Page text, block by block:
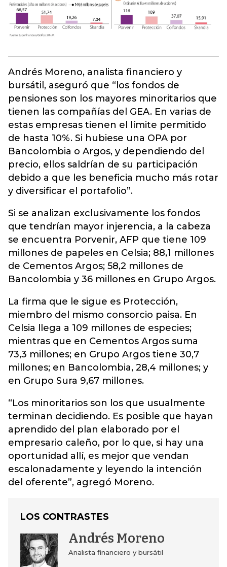
Andrés Moreno, analista financiero y
bursátil, aseguró que “los fondos de
pensiones son los mayores minoritarios que
tienen las compañías del GEA. En varias de
estas empresas tienen el límite permitido
de hasta 10%. Si hubiese una OPA por
Bancolombia o Argos, y dependiendo del
precio, ellos saldrían de su participación
debido a que les beneficia mucho más rotar
y diversificar el portafolio”.
Si se analizan exclusivamente los fondos
que tendrían mayor injerencia, a la cabeza
se encuentra Porvenir, AFP que tiene 109
millones de papeles en Celsia; 88,1 millones
de Cementos Argos; 58,2 millones de
Bancolombia y 36 millones en Grupo Argos.
La firma que le sigue es Protección,
miembro del mismo consorcio paisa. En
Celsia llega a 109 millones de especies;
mientras que en Cementos Argos suma
73,3 millones; en Grupo Argos tiene 30,7
millones; en Bancolombia, 28,4 millones; y
en Grupo Sura 9,67 millones.
“Los minoritarios son los que usualmente
terminan decidiendo. Es posible que hayan
aprendido del plan elaborado por el
empresario caleño, por lo que, si hay una
oportunidad allí, es mejor que vendan
escalonadamente y leyendo la intención
del oferente”, agregó Moreno.
LOS CONTRASTES
Andrés Moreno
Analista financiero y bursátil